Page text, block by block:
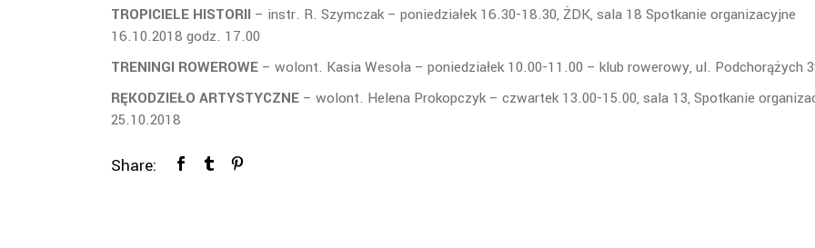
TROPICIELE HISTORII – instr. R. Szymczak – poniedziałek 16.30-18.30, ŻDK, sala 18 Spotkanie organizacyjne
16.10.2018 godz. 17.00
TRENINGI ROWEROWE – wolont. Kasia Wesoła – poniedziałek 10.00-11.00 – klub rowerowy, ul. Podchorążych
RĘKODZIEŁO ARTYSTYCZNE – wolont. Helena Prokopczyk – czwartek 13.00-15.00, sala 13, Spotkanie
25.10.2018
Share: